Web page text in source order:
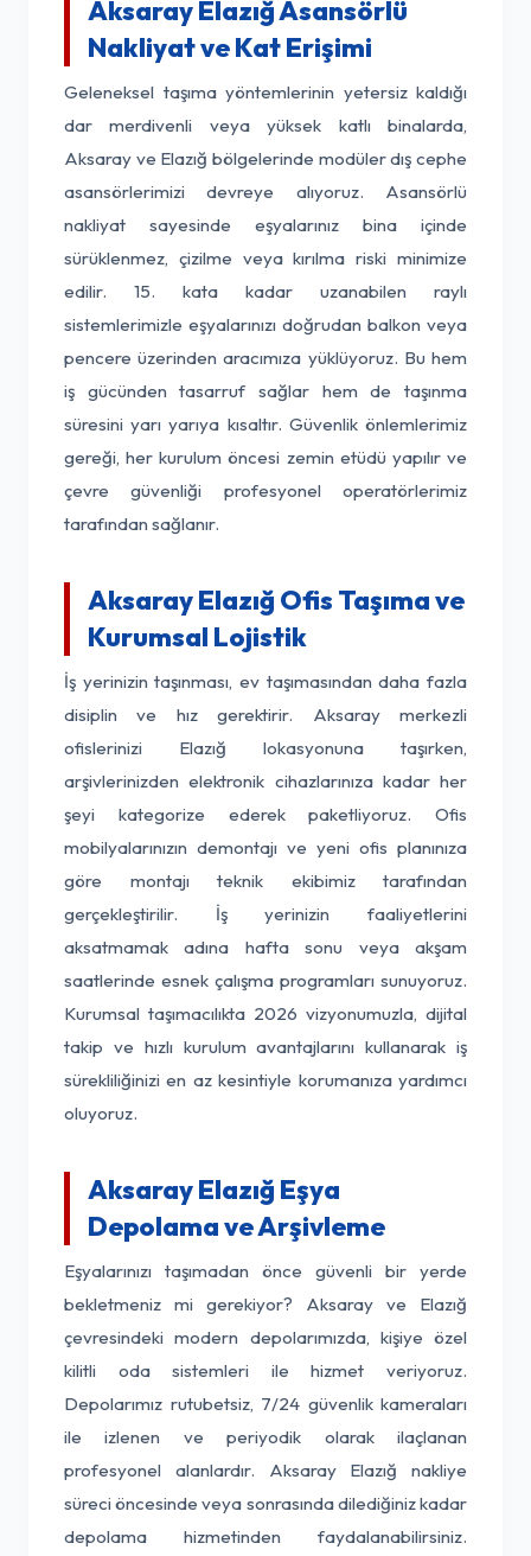
Aksaray Elazığ Asansörlü
Nakliyat ve Kat Erişimi
Geleneksel taşıma yöntemlerinin yetersiz kaldığı
dar merdivenli veya yüksek katlı binalarda,
Aksaray ve Elazığ bölgelerinde modüler dış cephe
asansörlerimizi devreye alıyoruz. Asansörlü
nakliyat sayesinde eşyalarınız bina içinde
sürüklenmez, çizilme veya kırılma riski minimize
edilir. 15. kata kadar uzanabilen raylı
sistemlerimizle eşyalarınızı doğrudan balkon veya
pencere üzerinden aracımıza yüklüyoruz. Bu hem
iş gücünden tasarruf sağlar hem de taşınma
süresini yarı yarıya kısaltır. Güvenlik önlemlerimiz
gereği, her kurulum öncesi zemin etüdü yapılır ve
çevre güvenliği profesyonel operatörlerimiz
tarafından sağlanır.
Aksaray Elazığ Ofis Taşıma ve
Kurumsal Lojistik
İş yerinizin taşınması, ev taşımasından daha fazla
disiplin ve hız gerektirir. Aksaray merkezli
ofislerinizi Elazığ lokasyonuna taşırken,
arşivlerinizden elektronik cihazlarınıza kadar her
şeyi kategorize ederek paketliyoruz. Ofis
mobilyalarınızın demontajı ve yeni ofis planınıza
göre montajı teknik ekibimiz tarafından
gerçekleştirilir. İş yerinizin faaliyetlerini
aksatmamak adına hafta sonu veya akşam
saatlerinde esnek çalışma programları sunuyoruz.
Kurumsal taşımacılıkta 2026 vizyonumuzla, dijital
takip ve hızlı kurulum avantajlarını kullanarak iş
sürekliliğinizi en az kesintiyle korumanıza yardımcı
oluyoruz.
Aksaray Elazığ Eşya
Depolama ve Arşivleme
Eşyalarınızı taşımadan önce güvenli bir yerde
bekletmeniz mi gerekiyor? Aksaray ve Elazığ
çevresindeki modern depolarımızda, kişiye özel
kilitli oda sistemleri ile hizmet veriyoruz.
Depolarımız rutubetsiz, 7/24 güvenlik kameraları
ile izlenen ve periyodik olarak ilaçlanan
profesyonel alanlardır. Aksaray Elazığ nakliye
süreci öncesinde veya sonrasında dilediğiniz kadar
depolama hizmetinden faydalanabilirsiniz.